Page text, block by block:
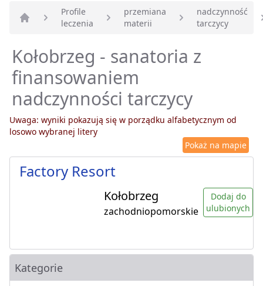
Strona główna
Profile
leczenia
przemiana
materii
nadczynność
tarczycy
Kołobrzeg - sanatoria z
finansowaniem
nadczynności tarczycy
Uwaga: wyniki pokazują się w porządku alfabetycznym od
losowo wybranej litery
Pokaż na mapie
Factory Resort
Kołobrzeg
zachodniopomorskie
Dodaj do
ulubionych
Kategorie